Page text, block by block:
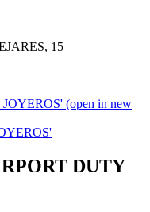
15
(open in new
DUTY